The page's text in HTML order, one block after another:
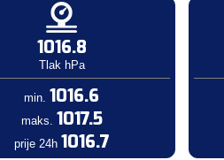
1016.8
Tlak hPa
min. 1016.6
maks. 1017.5
prije 24h 1016.7